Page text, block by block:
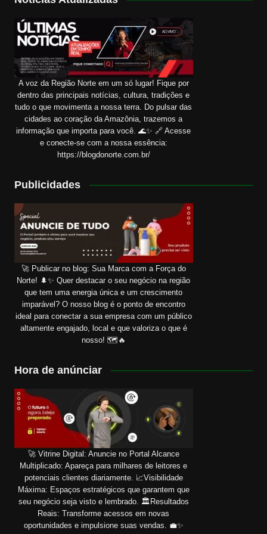
A voz da Região Norte em um só lugar! Fique por
dentro das principais notícias, cultura, tradições e
tudo o que movimenta a nossa terra. Do pulsar das
cidades ao coração da Amazônia, trazemos a
informação que importa para você. 🌊✨ 🔗 Acesse
e conecte-se com a nossa essência:
https://blogdonorte.com.br/
Publicidades
🚀 Publicar no blog: Sua Marca com a Força do
Norte! 🌲✨ Quer destacar o seu negócio na região
que tem uma energia única e um crescimento
imparável? O nosso blog é o ponto de encontro
ideal para conectar a sua empresa com um público
altamente engajado, local e que valoriza o que é
nosso! 🗺️🔥
Hora de anúnciar
🚀 Vitrine Digital: Anuncie no Portal Alcance
Multiplicado: Apareça para milhares de leitores e
potenciais clientes diariamente. 📈Visibilidade
Máxima: Espaços estratégicos que garantem que
seu negócio seja visto e lembrado. 🏛️Resultados
Reais: Transforme acessos em novas
oportunidades e impulsione suas vendas. 💼✨